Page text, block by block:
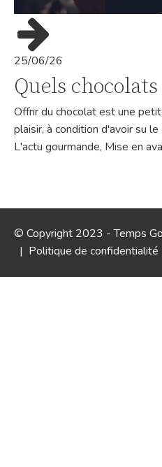
25/06/26
Quels
Offrir du chocolat est une
plaisir, à condition d'avoir su
L'actu gourmande, Mise en
© Copyright 2023 - Temps
| Politique de confidentialité